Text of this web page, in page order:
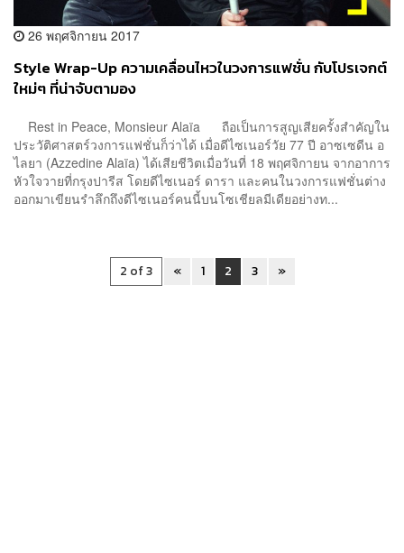
26 พฤศจิกายน 2017
Style Wrap-Up ความเคลื่อนไหวในวงการแฟชั่น กับโปรเจกต์
ใหม่ๆ ที่น่าจับตามอง
Rest in Peace, Monsieur Alaïa ถือเป็นการสูญเสียครั้งสำคัญใน
ประวัติศาสตร์วงการแฟชั่นก็ว่าได้ เมื่อดีไซเนอร์วัย 77 ปี อาซเซดีน อ
ไลยา (Azzedine Alaïa) ได้เสียชีวิตเมื่อวันที่ 18 พฤศจิกายน จากอาการ
หัวใจวายที่กรุงปารีส โดยดีไซเนอร์ ดารา และคนในวงการแฟชั่นต่าง
ออกมาเขียนรำลึกถึงดีไซเนอร์คนนี้บนโซเชียลมีเดียอย่างท...
2 of 3 « 1 2 3 »